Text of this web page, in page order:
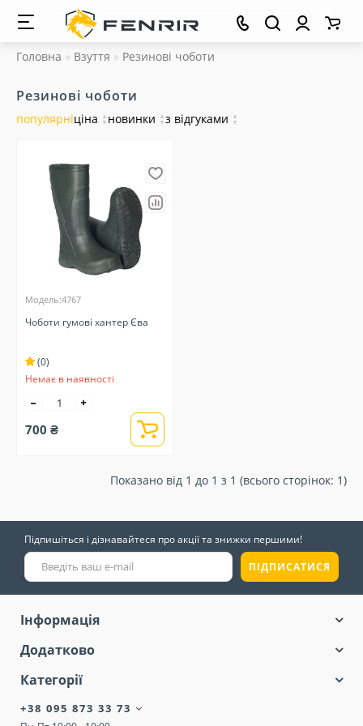
Головна Взуття Резинові чоботи
Резинові чоботи
популярніціна ▲
▼ новинки ▲
▼з відгуками ▲
▼
Модель:4767
Чоботи гумові хантер Єва
(0)
Немає в наявності
700 ₴
Показано від 1 до 1 з 1 (всього сторінок: 1)
Підпишіться і дізнавайтеся про акції та знижки першими!
ПІДПИСАТИСЯ
Інформація
Додатково
Категорії
+38 095 873 33 73